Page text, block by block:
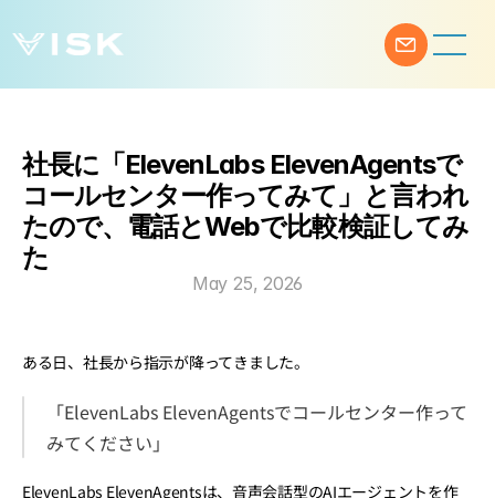
社長に「ElevenLabs ElevenAgentsで
コールセンター作ってみて」と言われ
たので、電話とWebで比較検証してみ
た
May 25, 2026
ある日、社長から指示が降ってきました。
「ElevenLabs ElevenAgentsでコールセンター作って
みてください」
ElevenLabs ElevenAgentsは、音声会話型のAIエージェントを作